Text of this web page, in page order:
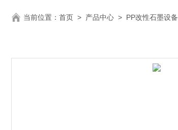
当前位置： 首页 > 产品中心 > PP改性石墨设备